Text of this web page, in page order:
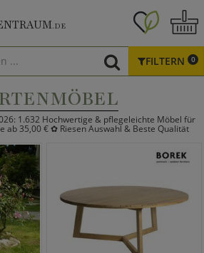
.DE
FILTERN 0
1.632 Hochwertige & pflegeleichte Möbel für
ab 35,00 € ✿ Riesen Auswahl & Beste Qualität